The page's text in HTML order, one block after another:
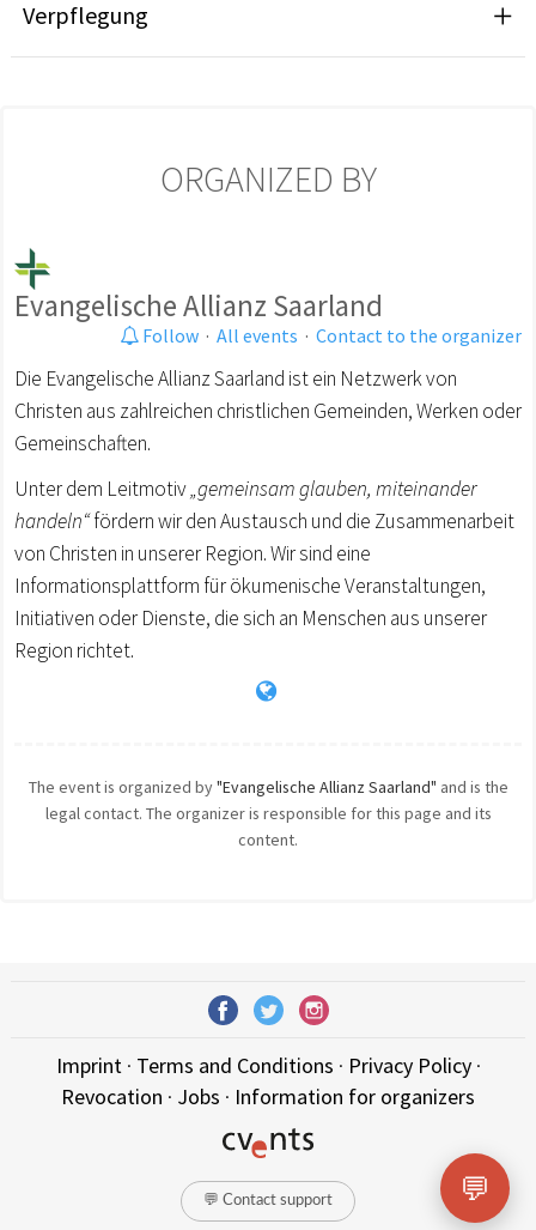
Verpflegung
ORGANIZED BY
Evangelische Allianz Saarland
Follow · All events · Contact to the organizer
Die Evangelische Allianz Saarland ist ein Netzwerk von
Christen aus zahlreichen christlichen Gemeinden, Werken oder
Gemeinschaften.
Unter dem Leitmotiv„gemeinsam glauben, miteinander
handeln“fördern wir den Austausch und die Zusammenarbeit
von Christen in unserer Region. Wir sind eine
Informationsplattform für ökumenische Veranstaltungen,
Initiativen oder Dienste, die sich an Menschen aus unserer
Region richtet.
The event is organized by"Evangelische Allianz Saarland" and is the
legal contact. The organizer is responsible for this page and its
content.
Imprint· Terms and Conditions · Privacy Policy·
Revocation · Jobs · Information for organizers
💬 Contact support 💬